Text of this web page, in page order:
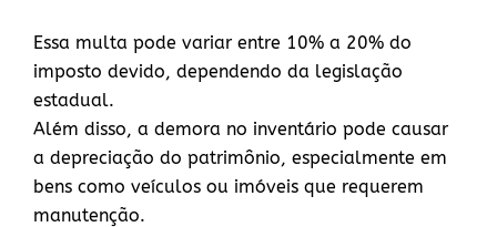
Essa multa pode variar entre 10% a 20% do
imposto devido, dependendo da legislação
estadual.
Além disso, a demora no inventário pode causar
a depreciação do patrimônio, especialmente em
bens como veículos ou imóveis que requerem
manutenção.